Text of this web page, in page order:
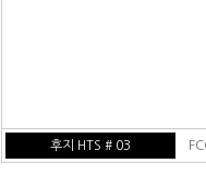
후지 HTS # 03